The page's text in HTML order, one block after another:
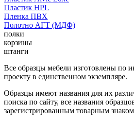
Пластик HPL
Пленка ПВХ
Полотно АГТ (МДФ)
полки
корзины
штанги
Все образцы мебели изготовлены по
проекту в единственном экземпляре.
Образцы имеют названия для их
поиска по сайту, все названия
зарегистрированным товарным